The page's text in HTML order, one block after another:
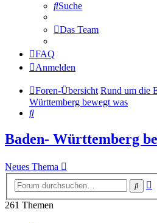
Suche
Das Team
FAQ
Anmelden
Foren-Übersicht Rund um die
Württemberg bewegt was
Suche
Baden- Württemberg
Neues Thema
Suche
261 Themen